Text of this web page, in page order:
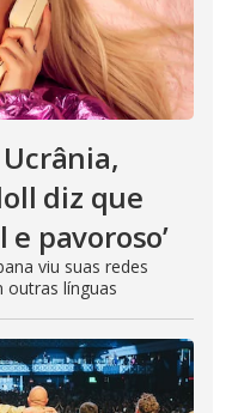
diz que
pavoroso’
viu suas redes
outras línguas